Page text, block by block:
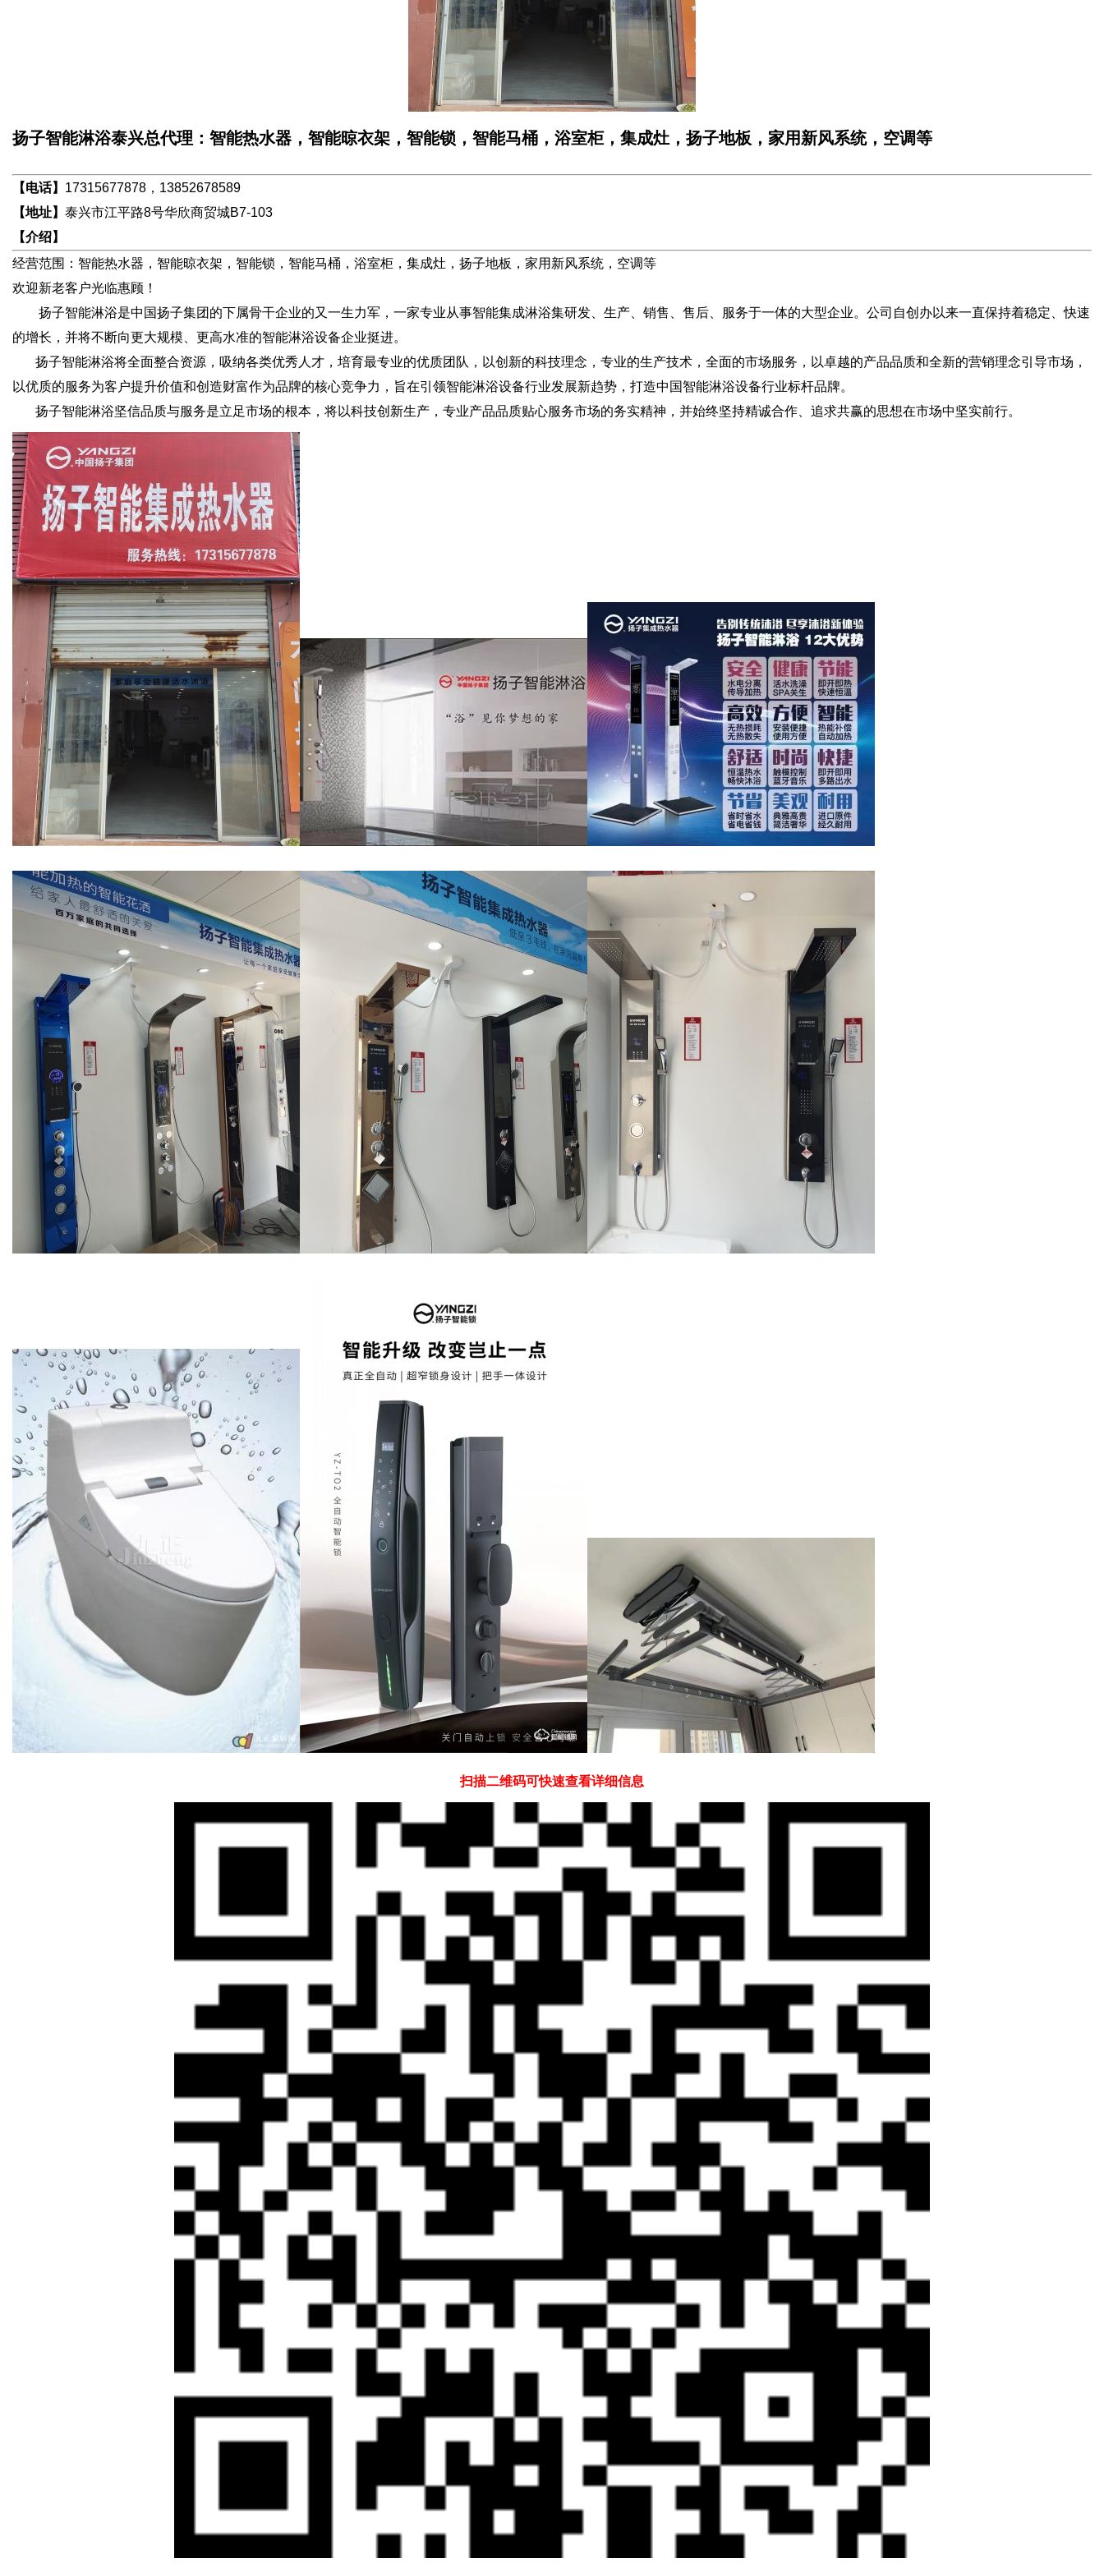
扬子智能淋浴泰兴总代理：智能热水器，智能晾衣架，智能锁，智能马桶，浴室柜，集成灶，扬子地板，家用新风系统，空调等
【电话】 17315677878，13852678589
【地址】 泰兴市江平路8号华欣商贸城B7-103
【介绍】
经营范围：智能热水器，智能晾衣架，智能锁，智能马桶，浴室柜，集成灶，扬子地板，家用新风系统，空调等
欢迎新老客户光临惠顾！
扬子智能淋浴是中国扬子集团的下属骨干企业的又一生力军，一家专业从事智能集成淋浴集研发、生产、销售、售后、服务于一体的大型企业。公司自创办以来一直保持着稳定、快速
的增长，并将不断向更大规模、更高水准的智能淋浴设备企业挺进。
扬子智能淋浴将全面整合资源，吸纳各类优秀人才，培育最专业的优质团队，以创新的科技理念，专业的生产技术，全面的市场服务，以卓越的产品品质和全新的营销理念引导市场，
以优质的服务为客户提升价值和创造财富作为品牌的核心竞争力，旨在引领智能淋浴设备行业发展新趋势，打造中国智能淋浴设备行业标杆品牌。
扬子智能淋浴坚信品质与服务是立足市场的根本，将以科技创新生产，专业产品品质贴心服务市场的务实精神，并始终坚持精诚合作、追求共赢的思想在市场中坚实前行。
扫描二维码可快速查看详细信息